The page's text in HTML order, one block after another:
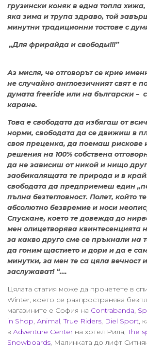
грузински коняк в една топла
яка зима и трупа здраво, той
минутни традиционни тостове с
„Для фрирайда и свободы!!!”
Аз мисля, че отговорът се крие
не случайно англоезичният свят е
думата freeride или на български –
каране.
Това е свободата да избягаш от
норми, свободата да се движиш в
своя преценка, да поемаш рискове
решения на 100% собствена
да не зависиш от никой и нищо
заобикалящата те природа и в
свободата да предприемеш един
пълна безтегловност. Полет, който
абсолютно безвремие и носи
Спускане, което те довежда до
мен олицетворява квинтесенцията
за какво друго сме се пръкнали на
да гоним щастието и дори и да е
минутки, за мен те са цяла вечност
заслужават! “….
Цялата статия може да прочетете в
Winter, което се разпространява
магазините е София на Contrabanda,
in Shop, Animal,True Riders, Diel Sport,
в Adventure Center на хотел Рила,The
Snowboards, Малинката до лифт